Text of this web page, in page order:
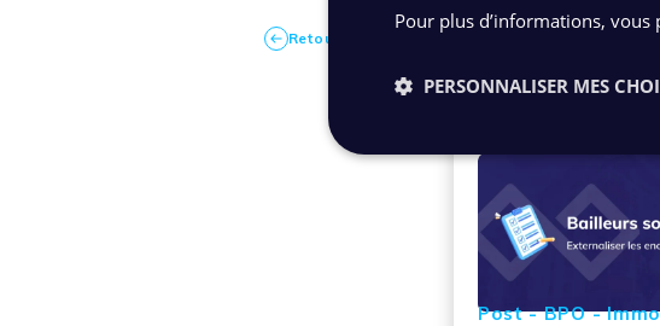
Retour à la médiathèque
Post - BPO -
Pour plus d’informations,
PERSONNALISER MES